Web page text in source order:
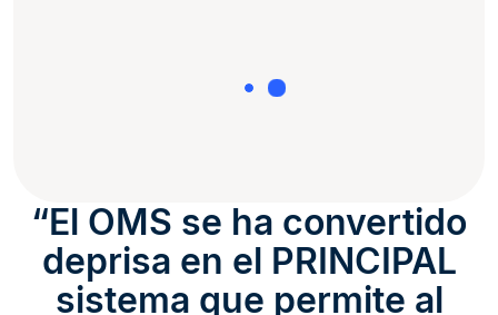
“El OMS se ha convertido
deprisa en el PRINCIPAL
sistema que permite al